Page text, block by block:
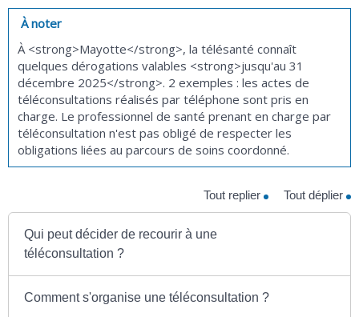
À noter
À <strong>Mayotte</strong>, la télésanté connaît
quelques dérogations valables <strong>jusqu'au 31
décembre 2025</strong>. 2 exemples : les actes de
téléconsultations réalisés par téléphone sont pris en
charge. Le professionnel de santé prenant en charge par
téléconsultation n'est pas obligé de respecter les
obligations liées au parcours de soins coordonné.
Tout replier Tout déplier
Qui peut décider de recourir à une
téléconsultation ?
Comment s'organise une téléconsultation ?